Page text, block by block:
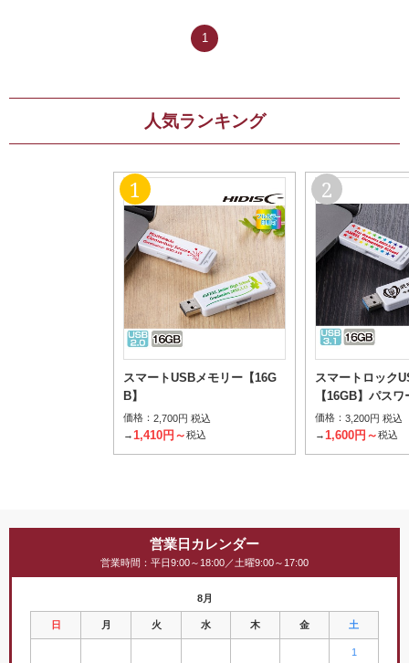
1
人気ランキング
スマートUSBメモリー【16G
B】
価格： 2,700円 税込
→ 1,410円～税込
スマートロック
【16GB】パス
価格： 3,200円 税込
→ 1,600円～税込
営業日カレンダー
営業時間：平日9:00～18:00／土曜9:00～17:00
8月
日 月 火 水 木 金 土
1